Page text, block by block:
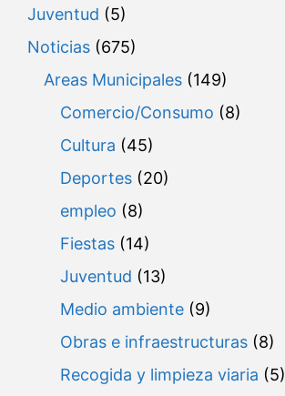
Juventud (5)
Noticias (675)
Areas Municipales (149)
Comercio/Consumo (8)
Cultura (45)
Deportes (20)
empleo (8)
Fiestas (14)
Juventud (13)
Medio ambiente (9)
Obras e infraestructuras (8)
Recogida y limpieza viaria (5)